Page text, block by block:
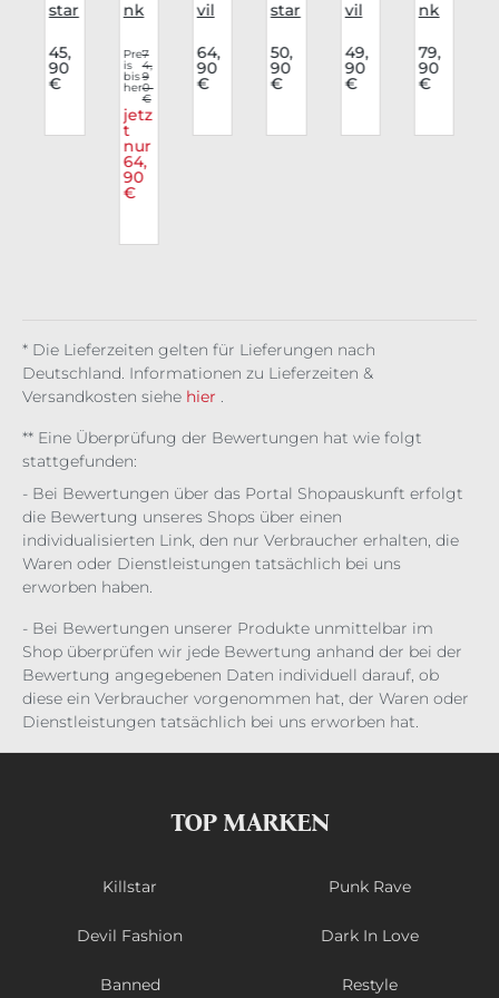
star
k
Ink
Log
45,
90
€
nk
e
Roc
k
Mys
teri
um
Pre
is
bis
her
7
4,
9
0
€
jetz
t
nur
64,
90
€
vil
hio
n
Roc
Hex
64,
90
€
star
k
Wic
ked
teri
50,
90
€
vil
hio
n
Roc
Rev
49,
90
€
nk
e
Roc
k
nig
79,
90
€
* Die Lieferzeiten gelten für Lieferungen nach
Deutschland. Informationen zu Lieferzeiten &
Versandkosten siehe hier .
** Eine Überprüfung der Bewertungen hat wie folgt
stattgefunden:
- Bei Bewertungen über das Portal Shopauskunft erfolgt
die Bewertung unseres Shops über einen
individualisierten Link, den nur Verbraucher erhalten, die
Waren oder Dienstleistungen tatsächlich bei uns
erworben haben.
- Bei Bewertungen unserer Produkte unmittelbar im
Shop überprüfen wir jede Bewertung anhand der bei der
Bewertung angegebenen Daten individuell darauf, ob
diese ein Verbraucher vorgenommen hat, der Waren oder
Dienstleistungen tatsächlich bei uns erworben hat.
TOP MARKEN
Killstar Punk Rave
Devil Fashion Dark In Love
Banned Restyle